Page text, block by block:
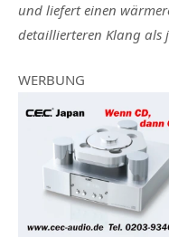
und liefert einen
detaillierteren Klang als
WERBUNG